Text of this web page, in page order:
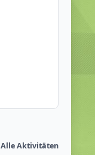
Alle Aktivitäten